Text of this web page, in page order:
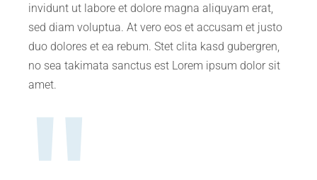
invidunt ut labore et dolore magna aliquyam erat,
sed diam voluptua. At vero eos et accusam et justo
duo dolores et ea rebum. Stet clita kasd gubergren,
no sea takimata sanctus est Lorem ipsum dolor sit
amet.